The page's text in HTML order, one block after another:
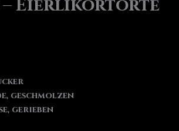
– Eierlikörtorte
geschmolzen
gerieben